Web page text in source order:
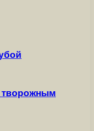
творожным